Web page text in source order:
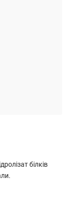
білків